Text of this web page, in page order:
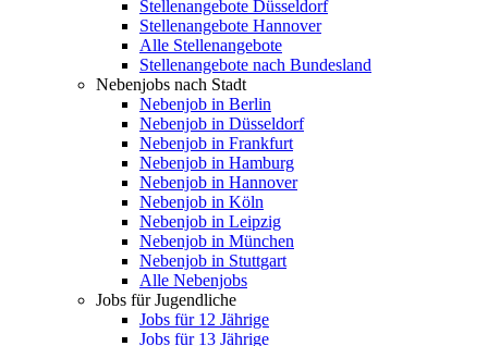
Stellenangebote Düsseldorf
Stellenangebote Hannover
Alle Stellenangebote
Stellenangebote nach Bundesland
Nebenjobs nach Stadt
Nebenjob in Berlin
Nebenjob in Düsseldorf
Nebenjob in Frankfurt
Nebenjob in Hamburg
Nebenjob in Hannover
Nebenjob in Köln
Nebenjob in Leipzig
Nebenjob in München
Nebenjob in Stuttgart
Alle Nebenjobs
Jobs für Jugendliche
Jobs für 12 Jährige
Jobs für 13 Jährige